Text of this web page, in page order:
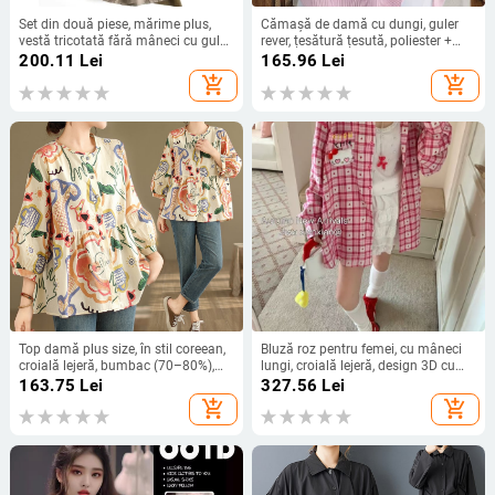
Set din două piese, mărime plus,
vestă tricotată fără mâneci cu guler
polo, stil coreean, toamnă-iarnă,
200.11 Lei
add_shopping_cart
Cămașă de damă cu dungi, guler
rever, țesătură țesută, poliester +
elastan
165.96 Lei
add_shopping_cart
Top damă plus size, în stil coreean,
croială lejeră, bumbac (70–80%),
guler rotund, Primăvara 2024
163.75 Lei
add_shopping_cart
Bluză roz pentru femei, cu mâneci
lungi, croială lejeră, design 3D cu
desen animat și model carouri cu
327.56 Lei
add_shopping_cart